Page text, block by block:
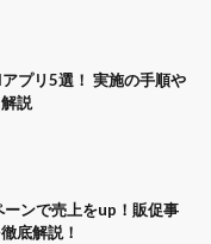
プリ5選！ 実施の手順や
説
ーンで売上をup！販促事
底解説！